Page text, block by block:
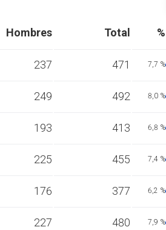
Hombres Total %
237 471 7,7 %
249 492 8,0 %
193 413 6,8 %
225 455 7,4 %
176 377 6,2 %
227 480 7,9 %